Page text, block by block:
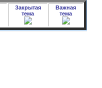
Закрытая
тема
Важная
тема